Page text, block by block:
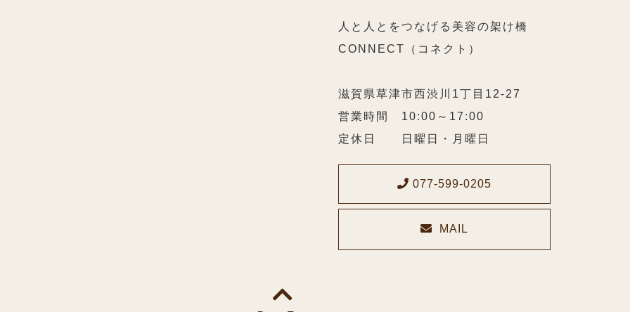
人と人とをつなげる美容の架け橋
CONNECT（コネクト）
滋賀県草津市西渋川1丁目12-27
営業時間 10:00～17:00
定休日 日曜日・月曜日
077-599-0205
MAIL
メールでのお問い合わせ